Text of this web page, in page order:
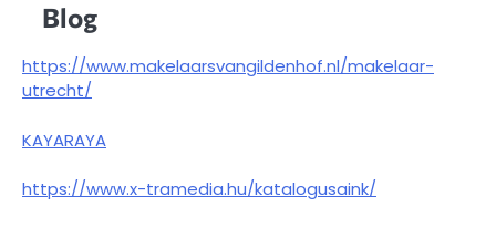
Blog
https://www.makelaarsvangildenhof.nl/makelaar-
utrecht/
KAYARAYA
https://www.x-tramedia.hu/katalogusaink/